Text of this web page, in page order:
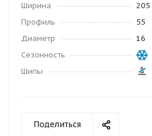
Ширина
205
Профиль
55
Диаметр
16
Сезонность
Шипы
Поделиться